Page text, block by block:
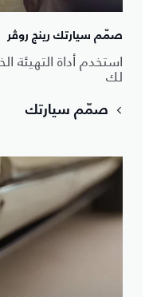
صمّم سيارتك رينج روڤر
استخدم أداة التهيئة
لك
صمّم سيارتك